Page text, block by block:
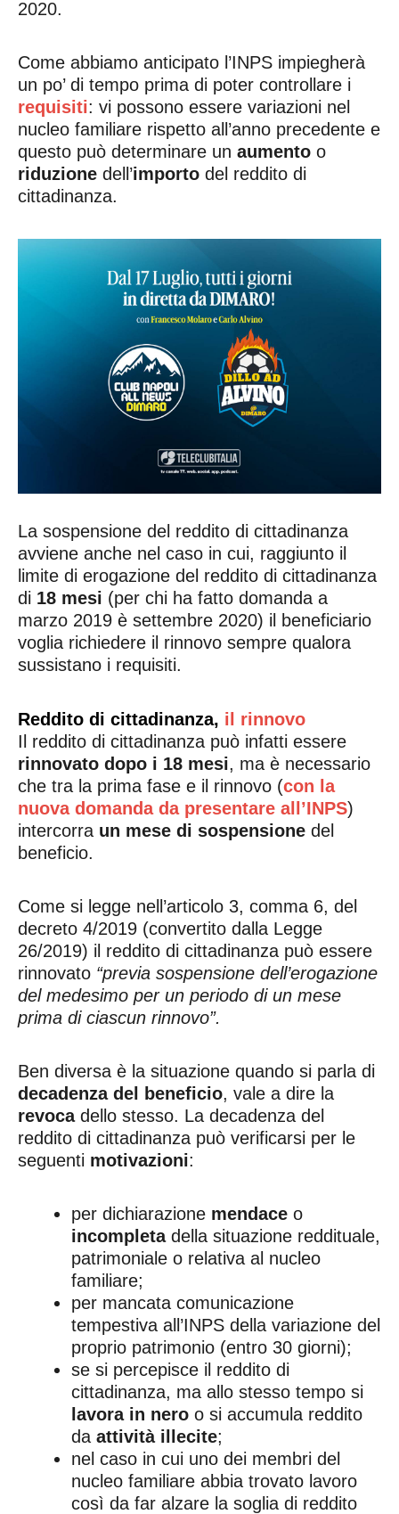
2020.
Come abbiamo anticipato l’INPS impiegherà
un po’ di tempo prima di poter controllare i
requisiti: vi possono essere variazioni nel
nucleo familiare rispetto all’anno precedente e
questo può determinare un aumento o
riduzione dell’importo del reddito di
cittadinanza.
La sospensione del reddito di cittadinanza
avviene anche nel caso in cui, raggiunto il
limite di erogazione del reddito di cittadinanza
di 18 mesi (per chi ha fatto domanda a
marzo 2019 è settembre 2020) il beneficiario
voglia richiedere il rinnovo sempre qualora
sussistano i requisiti.
Reddito di cittadinanza, il rinnovo
Il reddito di cittadinanza può infatti essere
rinnovato dopo i 18 mesi, ma è necessario
che tra la prima fase e il rinnovo (con la
nuova domanda da presentare all’INPS)
intercorra un mese di sospensione del
beneficio.
Come si legge nell’articolo 3, comma 6, del
decreto 4/2019 (convertito dalla Legge
26/2019) il reddito di cittadinanza può essere
rinnovato “previa sospensione dell’erogazione
del medesimo per un periodo di un mese
prima di ciascun rinnovo”.
Ben diversa è la situazione quando si parla di
decadenza del beneficio, vale a dire la
revocadello stesso. La decadenza del
reddito di cittadinanza può verificarsi per le
seguenti motivazioni:
per dichiarazione mendace o
incompletadella situazione reddituale,
patrimoniale o relativa al nucleo
familiare;
per mancata comunicazione
tempestiva all’INPS della variazione del
proprio patrimonio (entro 30 giorni);
se si percepisce il reddito di
cittadinanza, ma allo stesso tempo si
lavora in nero o si accumula reddito
da attività illecite;
nel caso in cui uno dei membri del
nucleo familiare abbia trovato lavoro
così da far alzare la soglia di reddito